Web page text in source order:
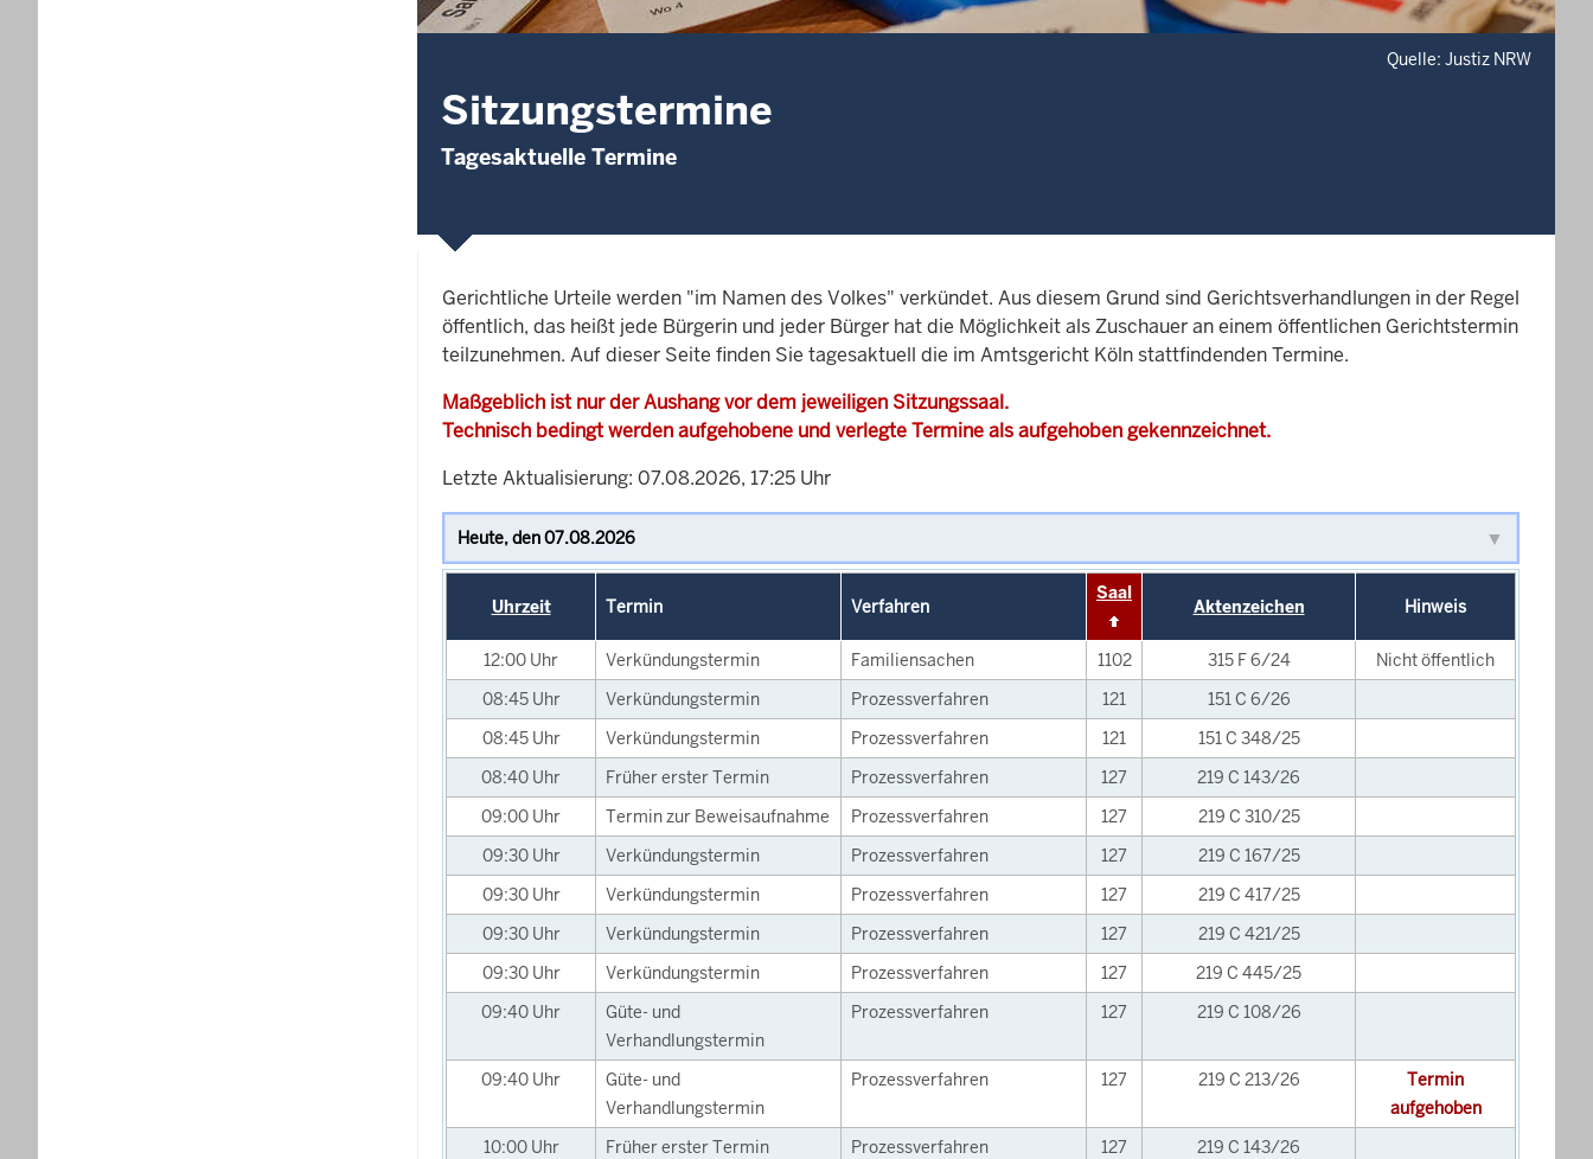
Quelle: Justiz NRW
Sitzungstermine
Tagesaktuelle Termine
Gerichtliche Urteile werden "im Namen des Volkes" verkündet. Aus diesem Grund sind Gerichtsverhandlungen in der Regel
öffentlich, das heißt jede Bürgerin und jeder Bürger hat die Möglichkeit als Zuschauer an einem öffentlichen Gerichtstermin
teilzunehmen. Auf dieser Seite finden Sie tagesaktuell die im Amtsgericht Köln stattfindenden Termine.
Maßgeblich ist nur der Aushang vor dem jeweiligen Sitzungssaal.
Technisch bedingt werden aufgehobene und verlegte Termine als aufgehoben gekennzeichnet.
Letzte Aktualisierung: 07.08.2026, 17:25 Uhr
Uhrzeit Termin Verfahren
Saal
Aktenzeichen Hinweis
12:00 Uhr Verkündungstermin Familiensachen 1102 315 F 6/24
Nicht öffentlich
08:45 Uhr Verkündungstermin Prozessverfahren 121
151 C 6/26
08:45 Uhr Verkündungstermin Prozessverfahren 121
151 C 348/25
08:40 Uhr Früher erster Termin Prozessverfahren 127
219 C 143/26
09:00 Uhr Termin zur Beweisaufnahme Prozessverfahren 127
219 C 310/25
09:30 Uhr Verkündungstermin Prozessverfahren 127
219 C 167/25
09:30 Uhr Verkündungstermin Prozessverfahren 127
219 C 417/25
09:30 Uhr Verkündungstermin Prozessverfahren 127
219 C 421/25
09:30 Uhr Verkündungstermin Prozessverfahren 127
219 C 445/25
09:40 Uhr
Güte- und
Verhandlungstermin
Prozessverfahren 127 219 C 108/26
09:40 Uhr
Güte- und
Verhandlungstermin
Prozessverfahren 127 219 C 213/26
Termin
aufgehoben
10:00 Uhr Früher erster Termin Prozessverfahren 127
219 C 143/26